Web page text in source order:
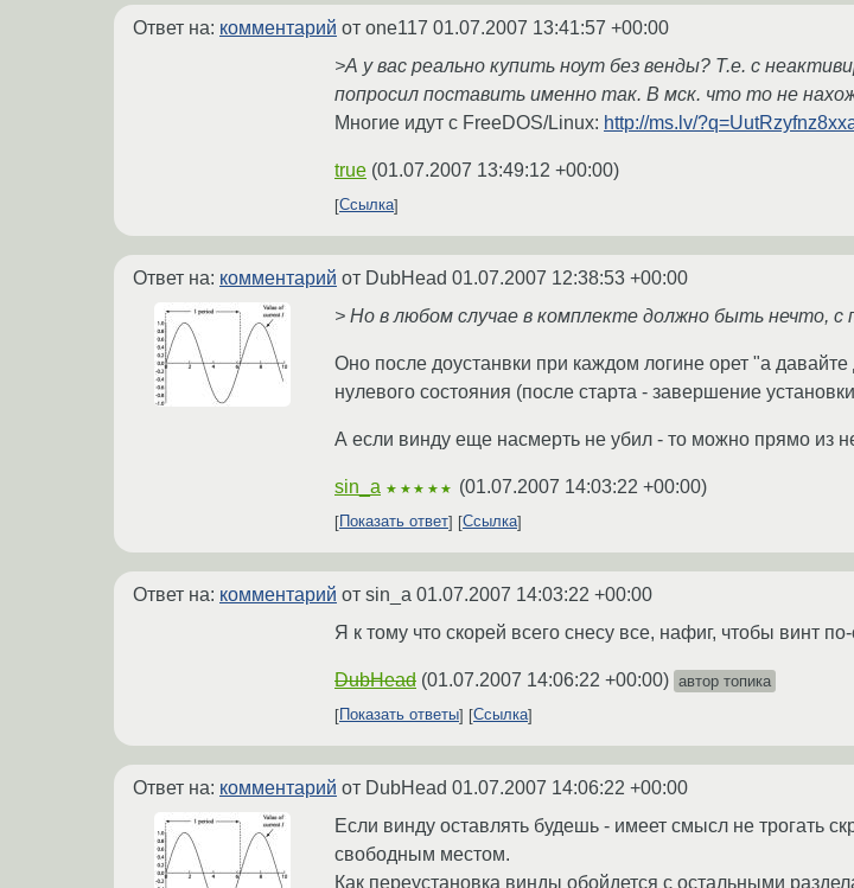
Ответ на: комментарий от one117 01.07.2007 13:41:57 +00:00
>А у вас реально купить ноут без венды? Т.е. с
попросил поставить именно так. В мск. что то не
Многие идут с FreeDOS/Linux: http://ms.lv/
true (01.07.2007 13:49:12 +00:00)
Ссылка
Ответ на: комментарий от DubHead 01.07.2007 12:38:53 +00:00
> Но в любом случае в комплекте должно быть нечто,
Оно после доустанвки при каждом логине орет "а
нулевого состояния (после старта - завершение
А если винду еще насмерть не убил - то можно прямо из
sin_a ★★★★★ (01.07.2007 14:03:22 +00:00)
Показать ответ Ссылка
Ответ на: комментарий от sin_a 01.07.2007 14:03:22 +00:00
Я к тому что скорей всего снесу все, нафиг, чтобы винт
DubHead (01.07.2007 14:06:22 +00:00) автор топика
Показать ответы
Ссылка
Ответ на: комментарий от DubHead 01.07.2007 14:06:22 +00:00
Если винду оставлять будешь - имеет смысл не трогать
свободным местом.
Как переустановка винды обойдется с остальными